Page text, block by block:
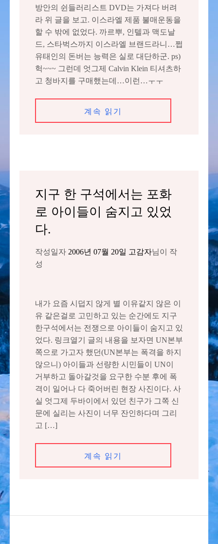
방안의 쉰들러리스트 DVD는 가져다 버려
라 위 글을 보고. 이스라엘 제품 불매운동을
할 수 밖에 없었다. 까르뿌, 인텔과 맥도날
드, 스타벅스까지 이스라엘 브랜드라니…쩝
유태인의 돈버는 능력은 실로 대단하군. ps)
헉~~~ 그런데 엇그제 Calvin Klein 티셔츠하
고 청바지를 구매했는데…이런…ㅜㅜ
계속 읽기
지구 한 구석에서는 포화
로 아이들이 숨지고 있었
다.
작성일자 2006년 07월 20일 고감자님이 작
성
내가 요즘 시덥지 않게 별 이유같지 않은 이
유 같은걸로 고민하고 있는 순간에도 지구
한구석에서는 전쟁으로 아이들이 숨지고 있
었다. 링크열기 글의 내용을 보자면 UN본부
쪽으로 가고자 했던(UN본부는 폭격을 하지
않으니) 아이들과 선량한 시민들이 UN이
거부하고 돌아갈것을 요구한 수분 후에 폭
격이 일어나 다 죽어버린 현장 사진이다. 사
실 엇그제 두바이에서 있던 친구가 그쪽 신
문에 실리는 사진이 너무 잔인하다며 그리
고 […]
계속 읽기